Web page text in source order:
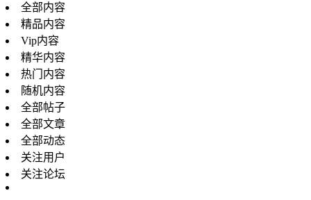
全部内容
精品内容
Vip内容
精华内容
热门内容
随机内容
全部帖子
全部文章
全部动态
关注用户
关注论坛